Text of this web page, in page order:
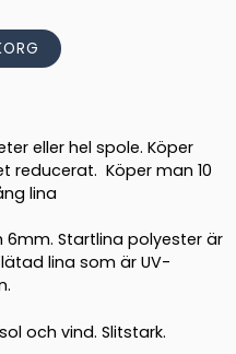
eller hel spole. Köper
reducerat. Köper man 10
lina
6mm. Startlina polyester är
lina som är UV-
och vind. Slitstark.